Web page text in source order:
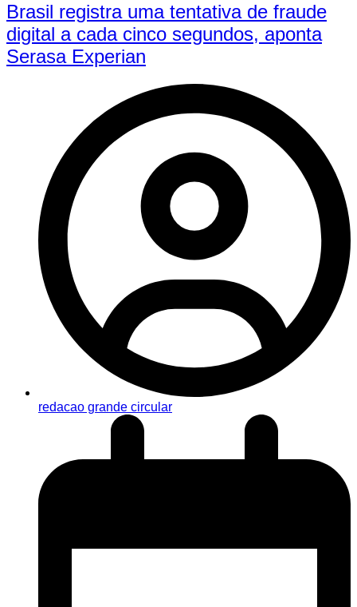
Brasil registra uma tentativa de fraude
digital a cada cinco segundos, aponta
Serasa Experian
redacao grande circular